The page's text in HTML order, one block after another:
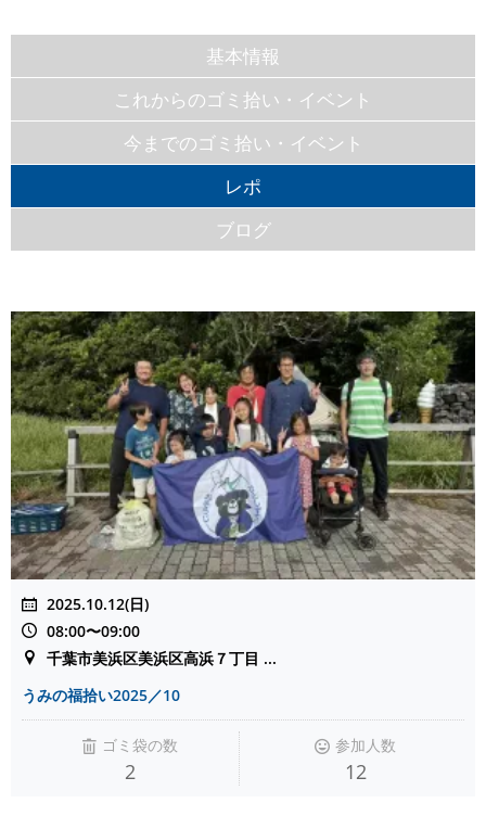
基本情報
これからのゴミ拾い・イベント
今までのゴミ拾い・イベント
レポ
ブログ
2025.10.12(日)
08:00〜09:00
千葉市美浜区美浜区高浜７丁目 ...
うみの福拾い2025／10
ゴミ袋の数
2
参加人数
12